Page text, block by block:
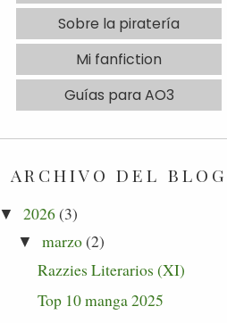
Sobre la piratería
Mi fanfiction
Guías para AO3
ARCHIVO DEL BLOG
▼ 2026(3)
▼ marzo(2)
Razzies Literarios (XI)
Top 10 manga 2025